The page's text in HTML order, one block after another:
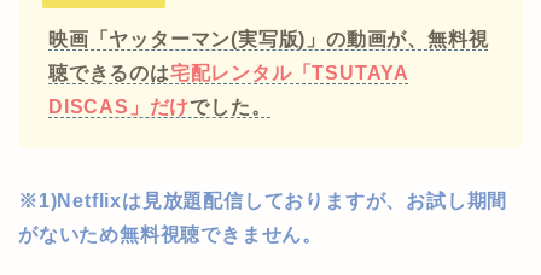
映画「ヤッターマン(実写版)」の動画が、無料視
聴できるのは宅配レンタル「TSUTAYA
DISCAS」だけでした。
※1)Netflixは見放題配信しておりますが、お試し期間
がないため無料視聴できません。